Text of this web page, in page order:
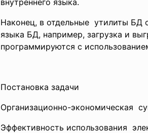
внутреннего языка.
Наконец, в отдельные утилиты БД
языка БД, например, загрузка и
программируются с
Постановка задачи
Организационно-экономическая
Эффективность использования